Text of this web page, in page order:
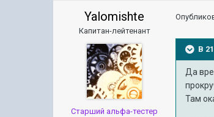
Yalomishte
Капитан-лейтенант
Старший альфа-тестер
В
Да
Там